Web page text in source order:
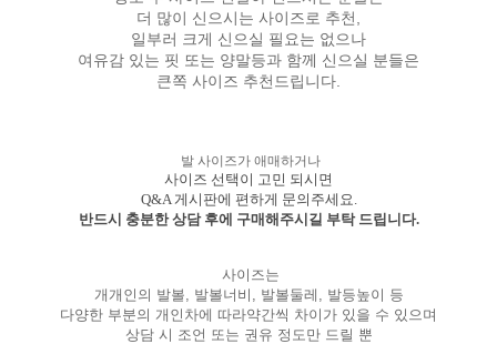
더 많이 신으시는 사이즈로 추천,
일부러 크게 신으실 필요는 없으나
여유감 있는 핏 또는 양말등과 함께 신으실 분들은
큰쪽 사이즈 추천드립니다.
발 사이즈가 애매하거나
사이즈 선택이 고민 되시면
Q&A 게시판에 편하게 문의주세요.
반드시 충분한 상담 후에 구매해주시길 부탁 드립니다.
사이즈는
개개인의 발볼, 발볼너비, 발볼둘레, 발등높이 등
다양한 부분의 개인차에 따라약간씩 차이가 있을 수 있으며
상담 시 조언 또는 권유 정도만 드릴 뿐